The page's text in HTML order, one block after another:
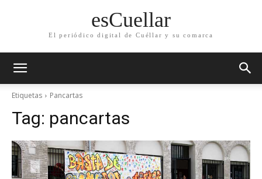
esCuellar
El periódico digital de Cuéllar y su comarca
Etiquetas Pancartas
Tag: pancartas